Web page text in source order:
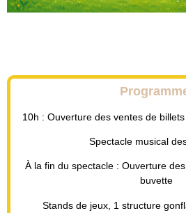
10h : Ouverture des ventes de
Spectacle musical
À la fin du spectacle : Ouverture
buvette
Stands de jeux, 1 structure